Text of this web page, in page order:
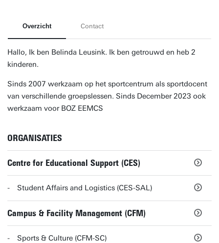
Overzicht Contact
Hallo, Ik ben Belinda Leusink. Ik ben getrouwd en heb 2
kinderen.
Sinds 2007 werkzaam op het sportcentrum als sportdocent
van verschillende groepslessen. Sinds December 2023 ook
werkzaam voor BOZ EEMCS
ORGANISATIES
Centre for Educational Support (CES)
Student Affairs and Logistics (CES-SAL)
Campus & Facility Management (CFM)
Sports & Culture (CFM-SC)